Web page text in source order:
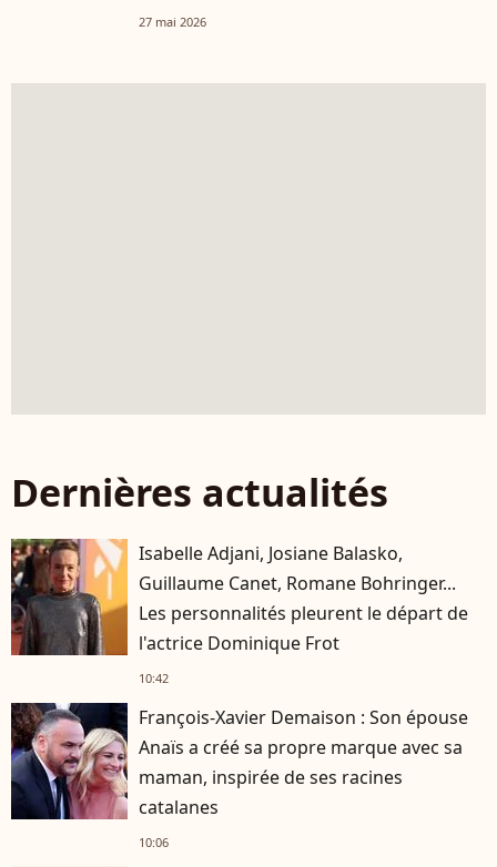
27 mai 2026
Dernières actualités
Isabelle Adjani, Josiane Balasko,
Guillaume Canet, Romane Bohringer...
Les personnalités pleurent le départ de
l'actrice Dominique Frot
10:42
François-Xavier Demaison : Son épouse
Anaïs a créé sa propre marque avec sa
maman, inspirée de ses racines
catalanes
10:06